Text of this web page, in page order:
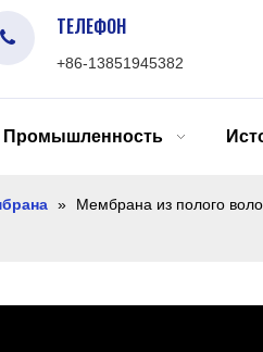
ТЕЛЕФОН
+86-13851945382
Промышленность
»
Мембрана из полого